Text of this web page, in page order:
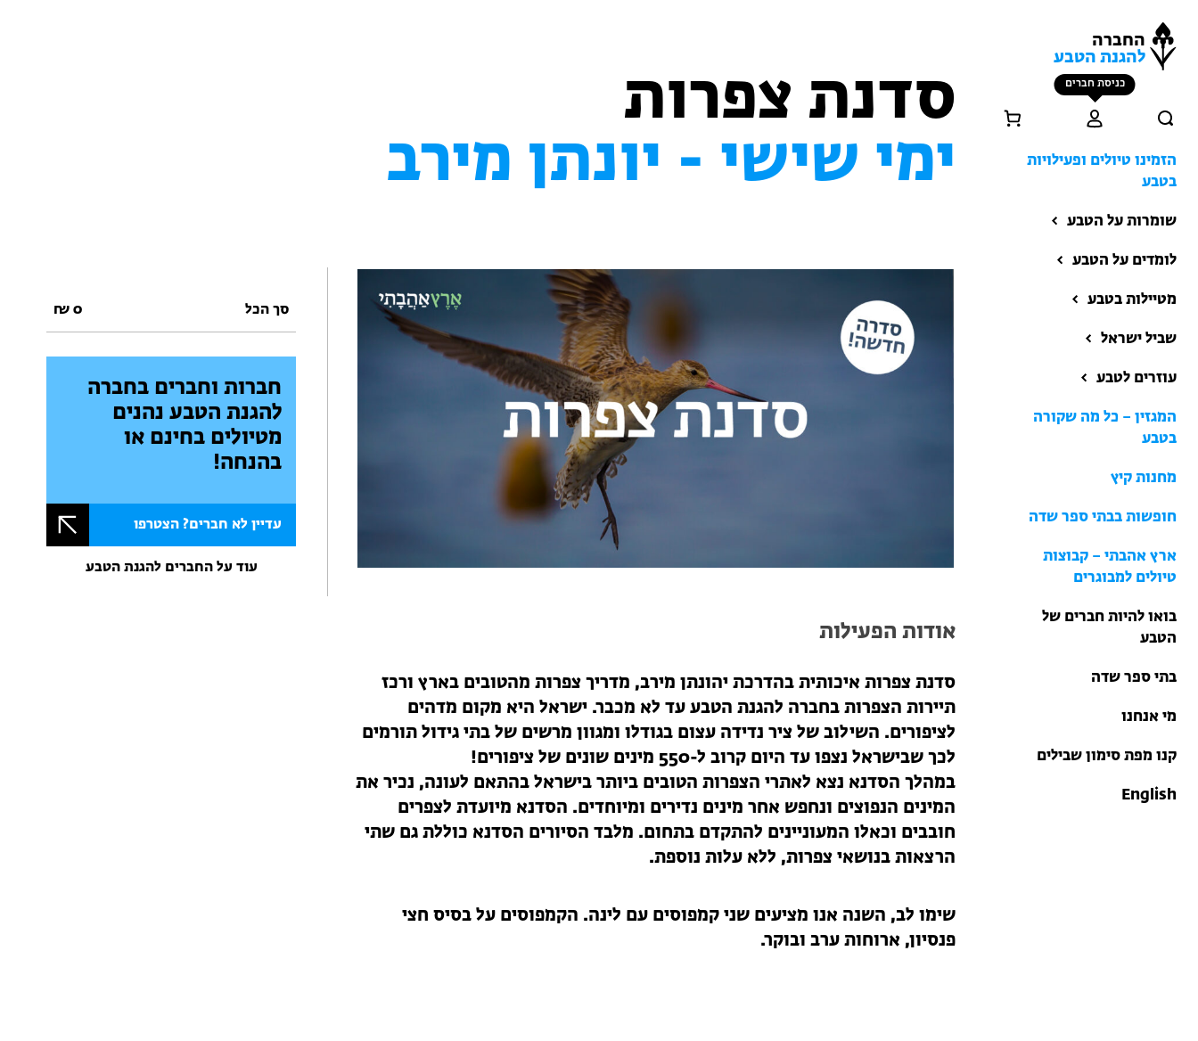
החברה
להגנת הטבע
כניסת חברים
הזמינו טיולים ופעילויות
בטבע
שומרות על הטבע
לומדים על הטבע
מטיילות בטבע
הזמינו טיולים ופעילויות
טיולים למבוגרים: ארץ
מחנות קיץ
שביל ישראל
עוזרים לטבע
המגזין – כל מה שקורה
בטבע
מחנות קיץ
חופשות בבתי ספר שדה
ארץ אהבתי – קבוצות
טיולים למבוגרים
בואו להיות חברים של
הטבע
בתי ספר שדה
מי אנחנו
קנו מפת סימון שבילים
English
סדנת צפרות
ימי שישי - יונתן מירב
אודות הפעילות
סדנת צפרות איכותית בהדרכת יהונתן מירב, מדריך צפרות מהטובים בארץ ורכז
תיירות הצפרות בחברה להגנת הטבע עד לא מכבר. ישראל היא מקום מדהים
לציפורים. השילוב של ציר נדידה עצום בגודלו ומגוון מרשים של בתי גידול תורמים
לכך שבישראל נצפו עד היום קרוב ל-550 מינים שונים של ציפורים!
במהלך הסדנא נצא לאתרי הצפרות הטובים ביותר בישראל בהתאם לעונה, נכיר את
המינים הנפוצים ונחפש אחר מינים נדירים ומיוחדים. הסדנא מיועדת לצפרים
חובבים וכאלו המעוניינים להתקדם בתחום. מלבד הסיורים הסדנא כוללת גם שתי
הרצאות בנושאי צפרות, ללא עלות נוספת.
שימו לב, השנה אנו מציעים שני קמפוסים עם לינה. הקמפוסים על בסיס חצי
פנסיון, ארוחות ערב ובוקר.
סך הכל 0
₪
חברות וחברים בחברה
להגנת הטבע נהנים
מטיולים בחינם או
בהנחה!
עדיין לא חברים? הצטרפו
עוד על החברים להגנת הטבע